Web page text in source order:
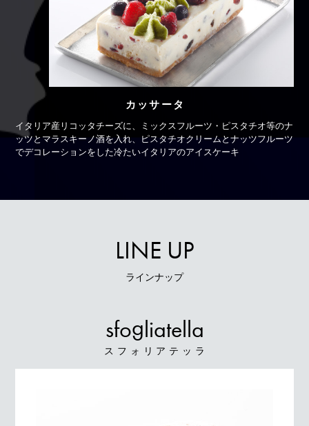
カッサータ
イタリア産リコッタチーズに、ミックスフルーツ・ピスタチオ等のナ
ッツと マラスキーノ酒を入れ、ピスタチオクリームとナッツフルーツ
でデコレーションをした冷たいイタリアのアイスケーキ
LINE UP
ラインナップ
スフォリアテッラ
sfogliatella